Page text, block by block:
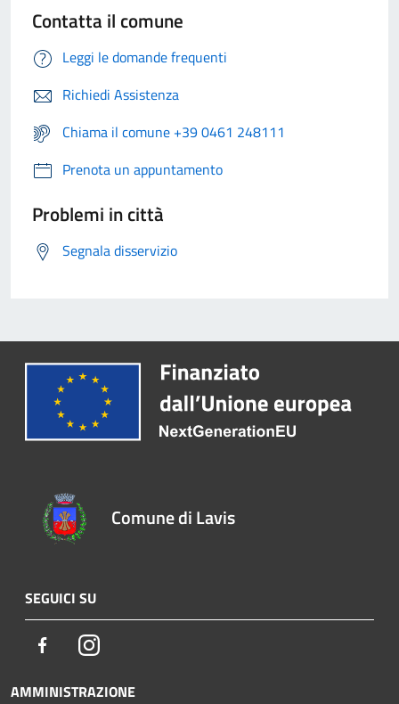
Contatta il comune
Leggi le domande frequenti
Richiedi Assistenza
Chiama il comune +39 0461 248111
Prenota un appuntamento
Problemi in città
Segnala disservizio
Comune di Lavis
SEGUICI SU
FacebookInstagram
AMMINISTRAZIONE